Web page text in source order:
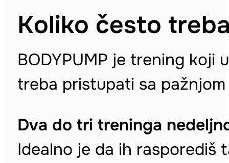
Koliko često
BODYPUMP je trening koji
treba pristupati sa
Dva do tri treninga
Idealno je da ih rasporediš